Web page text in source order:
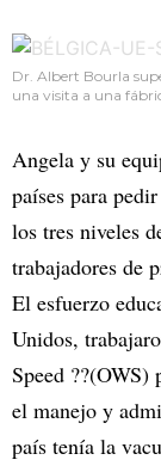
Dr. Albert Bourla
una visita a una
Angela y su
países para
los tres niveles
trabajadores de
El esfuerzo
Unidos,
Speed ??(OWS)
el manejo y
país tenía la